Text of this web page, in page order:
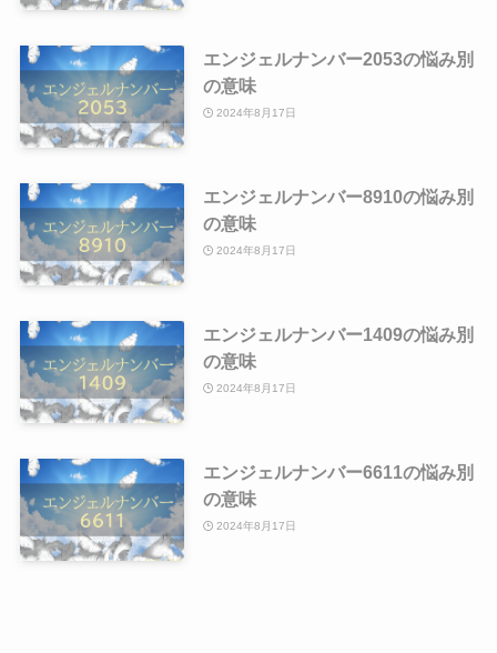
エンジェルナンバー2053の悩み別
の意味
2024年8月17日
エンジェルナンバー8910の悩み別
の意味
2024年8月17日
エンジェルナンバー1409の悩み別
の意味
2024年8月17日
エンジェルナンバー6611の悩み別
の意味
2024年8月17日